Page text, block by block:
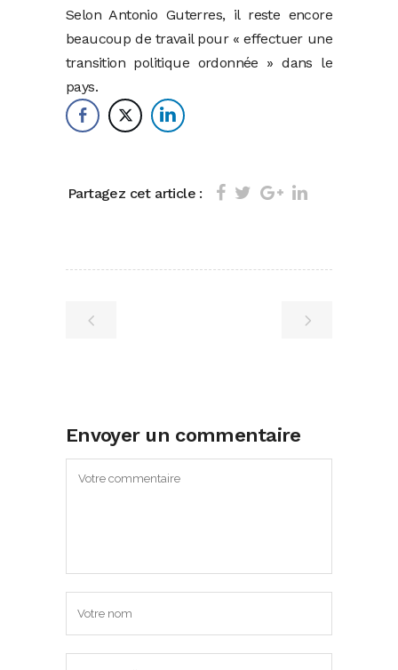
Selon Antonio Guterres, il reste encore
beaucoup de travail pour « effectuer une
transition politique ordonnée » dans le
pays.
Partagez cet article :
Envoyer un commentaire